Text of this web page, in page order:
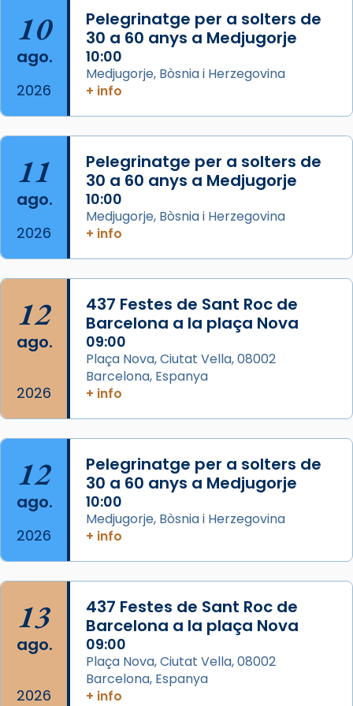
L’arquebisbe de Barcelona, el cardenal Joan
Josep Omella, ha presidit la missa i l’ha
concelebrat el bisbe auxiliar de Barcelona,
Mons. David Abadías.
📸 Dr. G. Simón
Foto
View on Facebook · Share
Arquebisbat de Barcelona
2 weeks ago
Acompanyant la història de sant Cugat, a
partir de l’Edat Mitjana sorgeix la tradició
que les santes Juliana (“relatiu a Júlia”) i
Semproniana (“relatiu a Semprònia =
eterna”) són deixebles seves. I l’any 1667, el
frare Joan Gaspar Roig, afirma en una obra
que les santes són filles de l’antiga Iluro.
Mataró en reivindicarà les relíq
Foto
View on Facebook ·
10
ago.
2026
Pelegrinatge per a solters de
30 a 60 anys a Medjugorje
10:00
Medjugorje, Bòsnia i Herzegovina
+ info
11
ago.
2026
Pelegrinatge per a solters de
30 a 60 anys a Medjugorje
10:00
Medjugorje, Bòsnia i Herzegovina
+ info
12
ago.
2026
437 Festes de Sant Roc de
Barcelona a la plaça Nova
09:00
Plaça Nova, Ciutat Vella, 08002
Barcelona, Espanya
+ info
12
ago.
2026
Pelegrinatge per a solters de
30 a 60 anys a Medjugorje
10:00
Medjugorje, Bòsnia i Herzegovina
+ info
13
ago.
2026
437 Festes de Sant Roc de
Barcelona a la plaça Nova
09:00
Plaça Nova, Ciutat Vella, 08002
Barcelona, Espanya
+ info